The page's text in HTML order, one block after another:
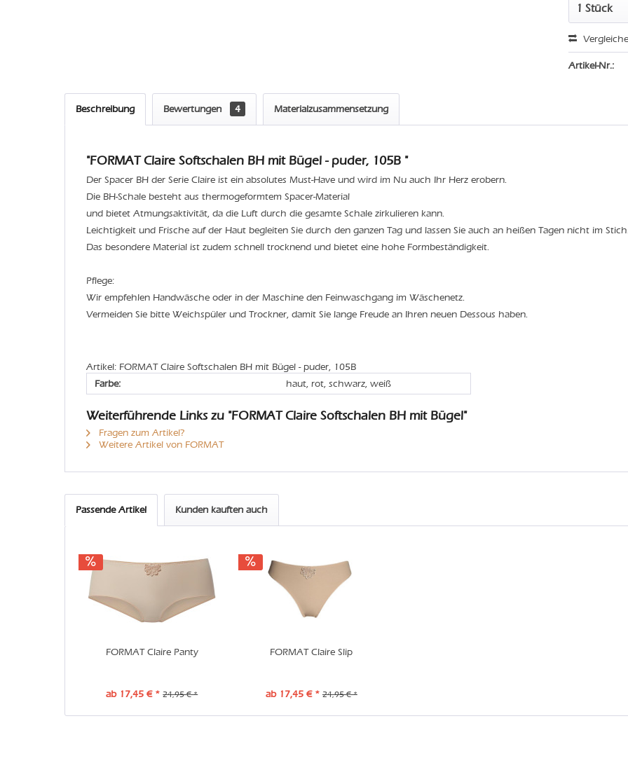
Artikel-Nr.:
Beschreibung Bewertungen 4 Materialzusammensetzung
"FORMAT Claire Softschalen BH mit Bügel - puder, 105B "
Der Spacer BH der Serie Claire ist ein absolutes Must-Have und wird im Nu auch Ihr Herz erobern.
Die BH-Schale besteht aus thermogeformtem Spacer-Material
und bietet Atmungsaktivität, da die Luft durch die gesamte Schale zirkulieren kann.
Leichtigkeit und Frische auf der Haut begleiten Sie durch den ganzen Tag und lassen Sie auch an heißen Tagen nicht im
Das besondere Material ist zudem schnell trocknend und bietet eine hohe Formbeständigkeit.
Pflege:
Wir empfehlen Handwäsche oder in der Maschine den Feinwaschgang im Wäschenetz.
Vermeiden Sie bitte Weichspüler und Trockner, damit Sie lange Freude an Ihren neuen Dessous haben.
Artikel: FORMAT Claire Softschalen BH mit Bügel - puder, 105B
Farbe:
haut, rot, schwarz, weiß
Weiterführende Links zu "FORMAT Claire Softschalen BH mit Bügel"
Fragen zum Artikel?
Weitere Artikel von FORMAT
Passende Artikel Kunden kauften auch
FORMAT Claire Panty
ab 17,45 € * 24,95 € *
FORMAT Claire Slip
ab 17,45 € * 24,95 € *